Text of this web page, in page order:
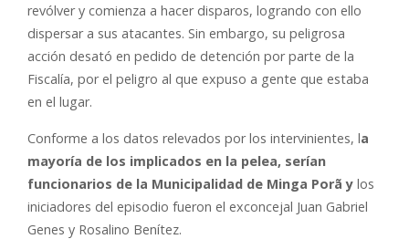
revólver y comienza a hacer disparos, logrando con ello
dispersar a sus atacantes. Sin embargo, su peligrosa
acción desató en pedido de detención por parte de la
Fiscalía, por el peligro al que expuso a gente que estaba
en el lugar.
Conforme a los datos relevados por los intervinientes, la
mayoría de los implicados en la pelea, serían
funcionarios de la Municipalidad de Minga Porã y los
iniciadores del episodio fueron el exconcejal Juan Gabriel
Genes y Rosalino Benítez.